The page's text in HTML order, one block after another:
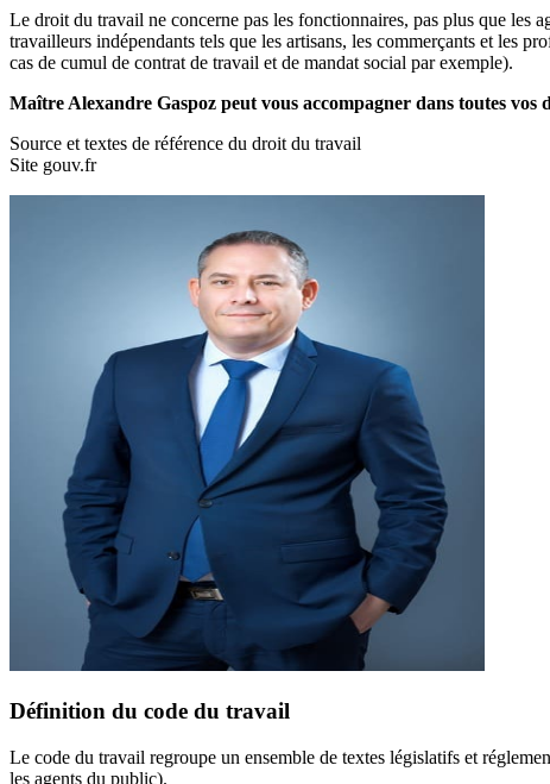
Le droit du travail ne concerne pas les fonctionnaires, pas plus que les
travailleurs indépendants tels que les artisans, les commerçants et les
cas de cumul de contrat de travail et de mandat social par exemple).
Maître Alexandre Gaspoz peut vous accompagner dans toutes
Source et textes de référence du droit du travail
Site gouv.fr
Définition du code du travail
Le code du travail regroupe un ensemble de textes législatifs et
les agents du public).